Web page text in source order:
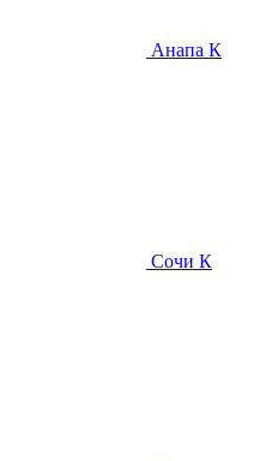
Анапа К
Сочи К